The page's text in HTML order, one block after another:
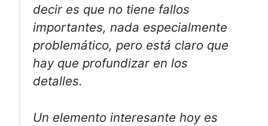
decir es que no tiene fallos
importantes, nada especialmente
problemático, pero está claro que
hay que profundizar en los
detalles.
Un elemento interesante hoy es